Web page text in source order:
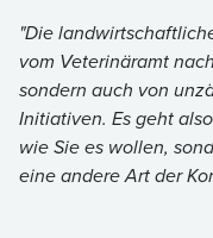
"Die
vom Veterinäramt
sondern auch von
Initiativen. Es geht
wie Sie es wollen,
eine andere Art der